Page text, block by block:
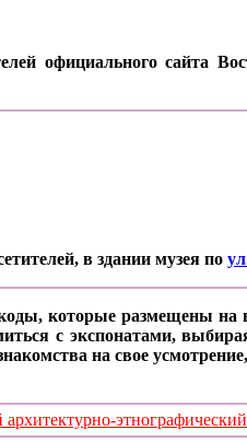
официального сайта
в здании музея по
которые размещены на
с экспонатами,
на свое